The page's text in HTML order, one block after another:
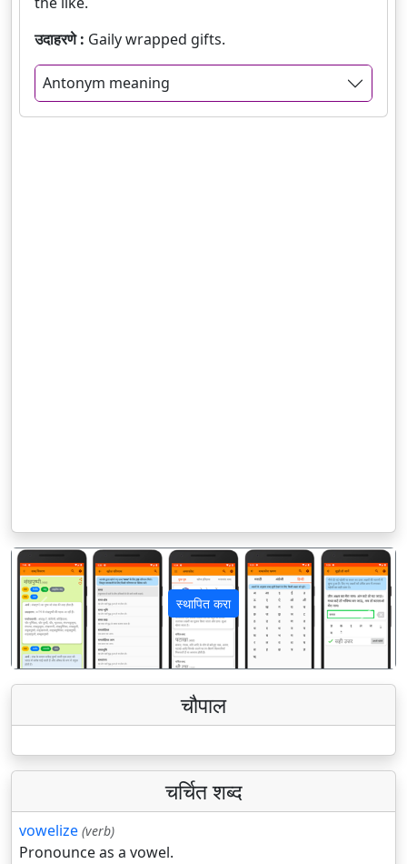
उदाहरणे : Gaily wrapped gifts.
Antonym meaning
स्थापित करा
पिछला अगला
चौपाल
चर्चित शब्द
vowelize (verb)
Pronounce as a vowel.